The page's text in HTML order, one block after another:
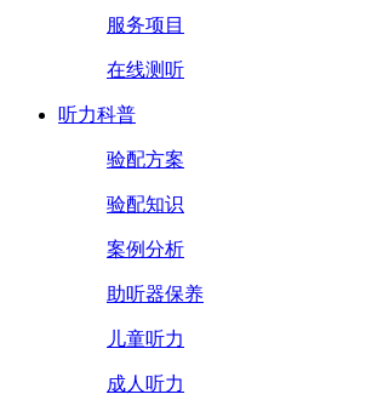
服务项目
在线测听
听力科普
验配方案
验配知识
案例分析
助听器保养
儿童听力
成人听力